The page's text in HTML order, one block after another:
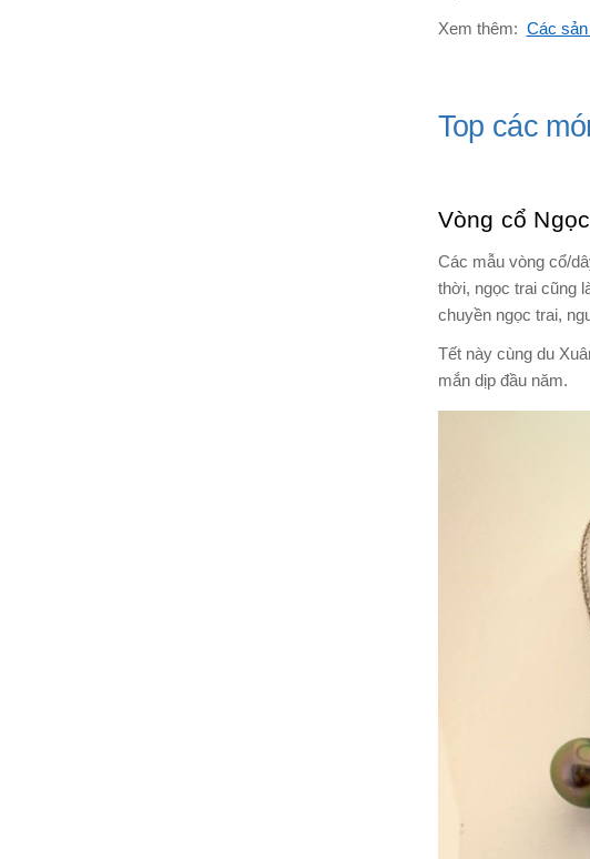
Xem thêm: Các
Top các
Vòng cổ
Các mẫu vòng cổ/
thời, ngọc trai cũng
chuyền ngọc trai,
Tết này cùng du
mắn dịp đầu năm.